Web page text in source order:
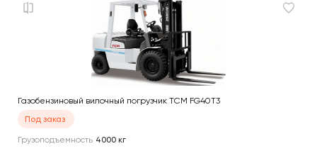
Газобензиновый вилочный погрузчик TCM FG40T3
Под заказ
Грузоподъемность 4000 кг